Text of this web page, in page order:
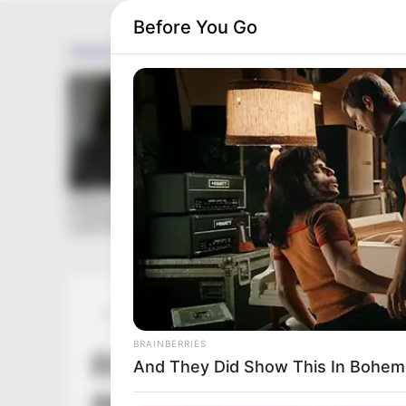
Friss hírek
Eltemették a 15 éves
Before You Go
BRAINBERRIES
And They Did Show This In